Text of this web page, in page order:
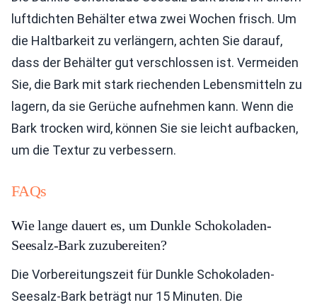
luftdichten Behälter etwa zwei Wochen frisch. Um
die Haltbarkeit zu verlängern, achten Sie darauf,
dass der Behälter gut verschlossen ist. Vermeiden
Sie, die Bark mit stark riechenden Lebensmitteln zu
lagern, da sie Gerüche aufnehmen kann. Wenn die
Bark trocken wird, können Sie sie leicht aufbacken,
um die Textur zu verbessern.
FAQs
Wie lange dauert es, um Dunkle Schokoladen-
Seesalz-Bark zuzubereiten?
Die Vorbereitungszeit für Dunkle Schokoladen-
Seesalz-Bark beträgt nur 15 Minuten. Die